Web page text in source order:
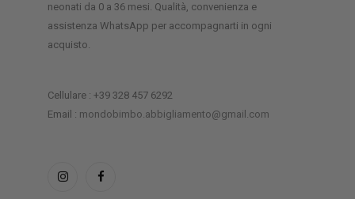
neonati da 0 a 36 mesi. Qualità, convenienza e
assistenza WhatsApp per accompagnarti in ogni
acquisto.
Cellulare : +39 328 457 6292
Email : mondobimbo.abbigliamento@gmail.com